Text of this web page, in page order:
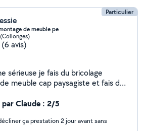
Particulier
de meuble pe
(6 avis)
sérieuse je fais du bricolage
meuble cap paysagiste et fais de
par Claude : 2/5
ça prestation 2 jour avant sans